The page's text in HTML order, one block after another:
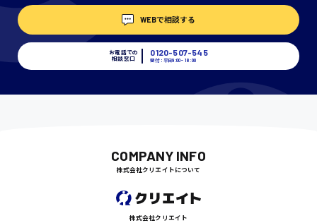
WEBで相談する
お電話での
相談窓口
0120-507-545
受付：平日9:00 - 18:00
COMPANY INFO
株式会社クリエイトについて
株式会社クリエイト